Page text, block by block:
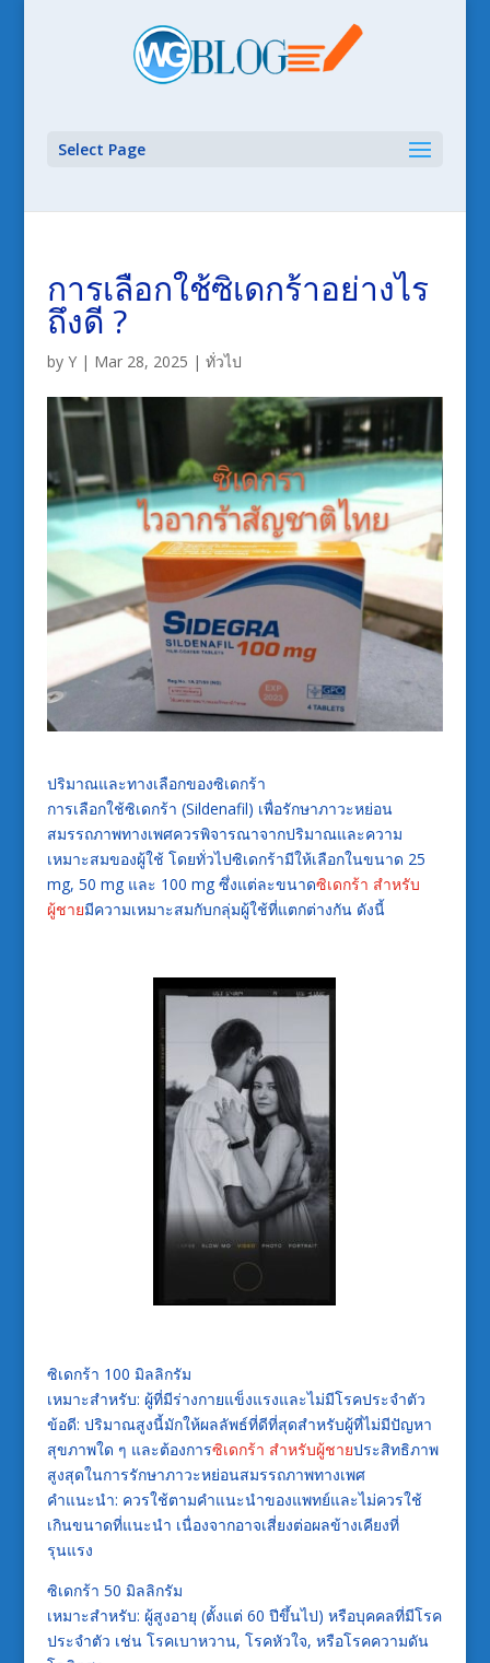
Select Page
การเลือกใช้ซิเดกร้าอย่างไร
ถึงดี ?
by Y| Mar 28, 2025 | ทั่วไป
ปริมาณและทางเลือกของซิเดกร้า
การเลือกใช้ซิเดกร้า (Sildenafil) เพื่อรักษาภาวะหย่อน
สมรรถภาพทางเพศควรพิจารณาจากปริมาณและความ
เหมาะสมของผู้ใช้ โดยทั่วไปซิเดกร้ามีให้เลือกในขนาด 25
mg, 50 mg และ 100 mg ซึ่งแต่ละขนาดซิเดกร้า สำหรับ
ผู้ชายมีความเหมาะสมกับกลุ่มผู้ใช้ที่แตกต่างกัน ดังนี้
ซิเดกร้า 100 มิลลิกรัม
เหมาะสำหรับ: ผู้ที่มีร่างกายแข็งแรงและไม่มีโรคประจำตัว
ข้อดี: ปริมาณสูงนี้มักให้ผลลัพธ์ที่ดีที่สุดสำหรับผู้ที่ไม่มีปัญหา
สุขภาพใด ๆ และต้องการซิเดกร้า สำหรับผู้ชายประสิทธิภาพ
สูงสุดในการรักษาภาวะหย่อนสมรรถภาพทางเพศ
คำแนะนำ: ควรใช้ตามคำแนะนำของแพทย์และไม่ควรใช้
เกินขนาดที่แนะนำ เนื่องจากอาจเสี่ยงต่อผลข้างเคียงที่
รุนแรง
ซิเดกร้า 50 มิลลิกรัม
เหมาะสำหรับ: ผู้สูงอายุ (ตั้งแต่ 60 ปีขึ้นไป) หรือบุคคลที่มีโรค
ประจำตัว เช่น โรคเบาหวาน, โรคหัวใจ, หรือโรคความดัน